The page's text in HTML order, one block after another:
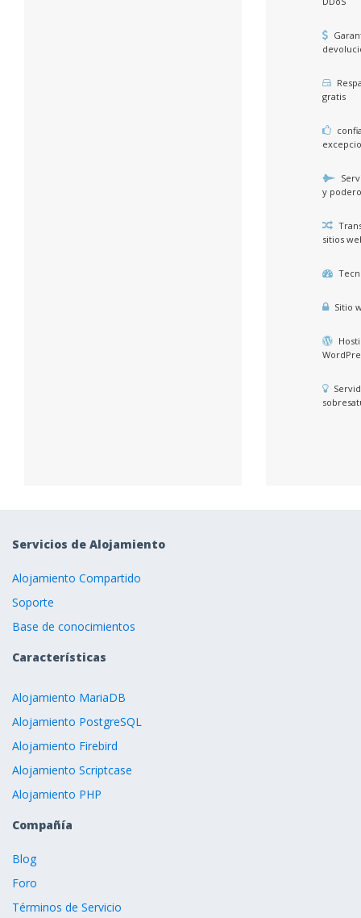
gratis
y
sitios
Sitio
Servicios de Alojamiento
Alojamiento Compartido
Soporte
Base de conocimientos
Características
Alojamiento MariaDB
Alojamiento PostgreSQL
Alojamiento Firebird
Alojamiento Scriptcase
Alojamiento PHP
Compañía
Blog
Foro
Términos de Servicio